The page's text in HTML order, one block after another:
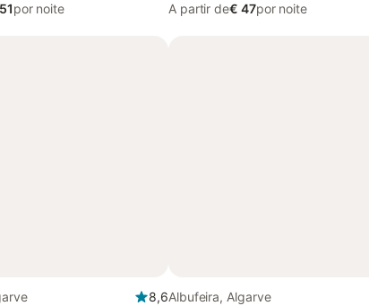
por noite
A partir de€ 47por noite
8,6Albufeira, Algarve